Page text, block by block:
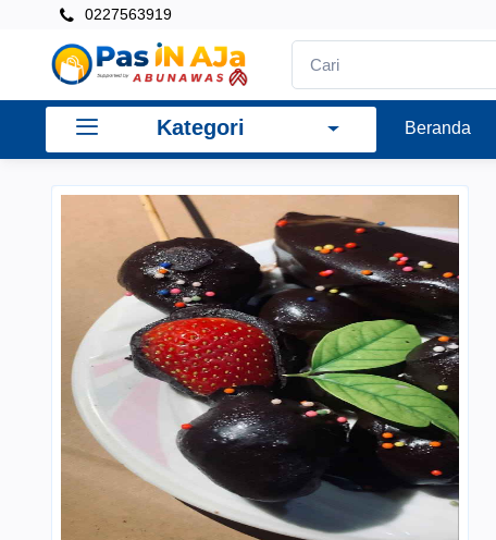
0227563919
Kategori Beranda